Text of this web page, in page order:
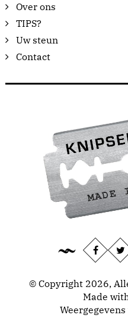
Over ons
TIPS?
Uw steun
Contact
© Copyright 2026,
Made
Weergegevens